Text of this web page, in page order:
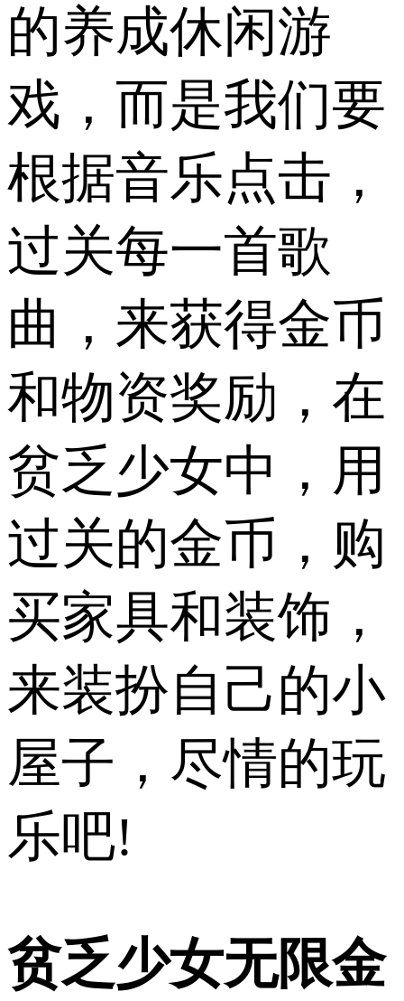
的养成休闲游
戏，而是我们要
根据音乐点击，
过关每一首歌
曲，来获得金币
和物资奖励，在
贫乏少女中，用
过关的金币，购
买家具和装饰，
来装扮自己的小
屋子，尽情的玩
乐吧!
贫乏少女无限金